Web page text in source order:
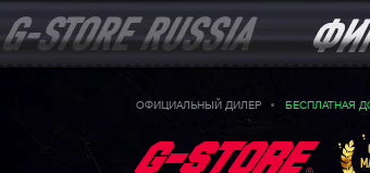
ОФИЦИАЛЬНЫЙ ДИЛЕР БЕСПЛАТНАЯ